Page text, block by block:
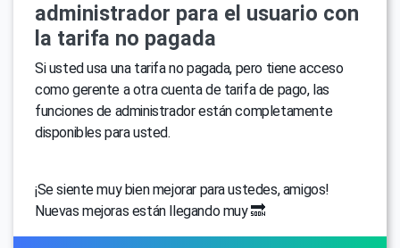
administrador para el usuario con
la tarifa no pagada
Si usted usa una tarifa no pagada, pero tiene acceso
como gerente a otra cuenta de tarifa de pago, las
funciones de administrador están completamente
disponibles para usted.
¡Se siente muy bien mejorar para ustedes, amigos!
Nuevas mejoras están llegando muy 🔜